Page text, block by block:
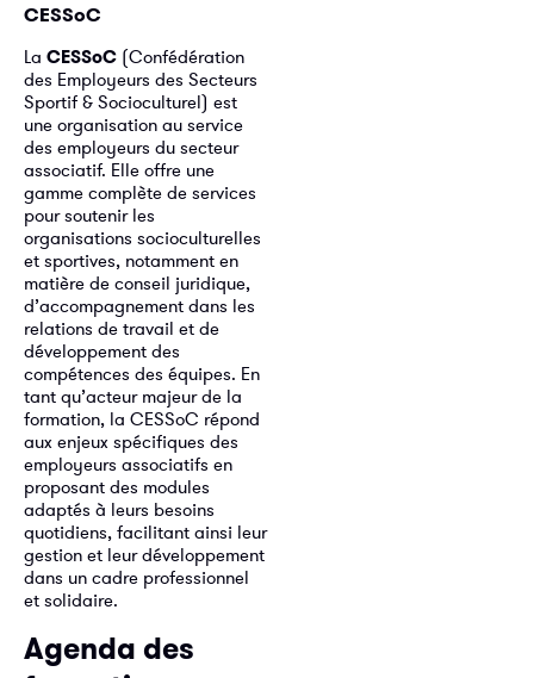
CESSoC
La CESSoC (Confédération
des Employeurs des Secteurs
Sportif & Socioculturel) est
une organisation au service
des employeurs du secteur
associatif. Elle offre une
gamme complète de services
pour soutenir les
organisations socioculturelles
et sportives, notamment en
matière de conseil juridique,
d’accompagnement dans les
relations de travail et de
développement des
compétences des équipes. En
tant qu’acteur majeur de la
formation, la CESSoC répond
aux enjeux spécifiques des
employeurs associatifs en
proposant des modules
adaptés à leurs besoins
quotidiens, facilitant ainsi leur
gestion et leur développement
dans un cadre professionnel
et solidaire.
Agenda des